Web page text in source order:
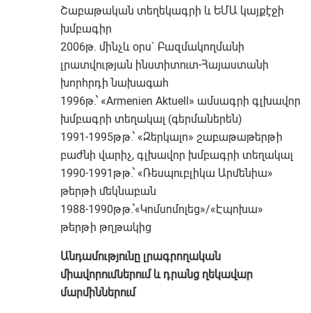
Շաբաթական տեղեկագրի և ԵՄԱ կայքէջի
խմբագիր
2006թ. մինչև օրս` Բազմակողմանի
լրատվության ինստիտուտ-Հայաստանի
խորհրդի նախագահ
1996թ.՝ «Armenien Aktuell» ամսագրի գլխավոր
խմբագրի տեղակալ (գերմաներեն)
1991-1995թթ.՝ «Զերկալո» շաբաթաթերթի
բաժնի վարիչ, գլխավոր խմբագրի տեղակալ
1990-1991թթ.՝ «Ռեսպուբլիկա Արմենիա»
թերթի մեկնաբան
1988-1990թթ.՝«Կոմսոմոլեց»/«Էպոխա»
թերթի թղթակից
Անդամությունը լրագրողական
միավորումներում և դրանց ղեկավար
մարմիններում